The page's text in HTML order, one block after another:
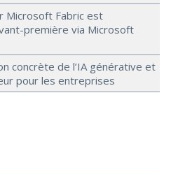
Microsoft Fabric est
première via Microsoft
concrète de l’IA générative et
pour les entreprises